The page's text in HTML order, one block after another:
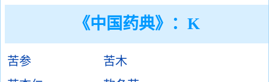
《中国药典》：K
苦参
苦木